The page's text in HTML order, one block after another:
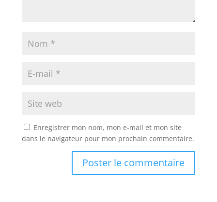
Enregistrer mon nom, mon e-mail et mon site
dans le navigateur pour mon prochain commentaire.